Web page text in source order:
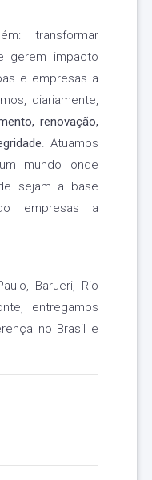
transformar
gerem impacto
e empresas a
diariamente,
renovação,
. Atuamos
mundo onde
sejam a base
empresas a
Barueri, Rio
entregamos
no Brasil e